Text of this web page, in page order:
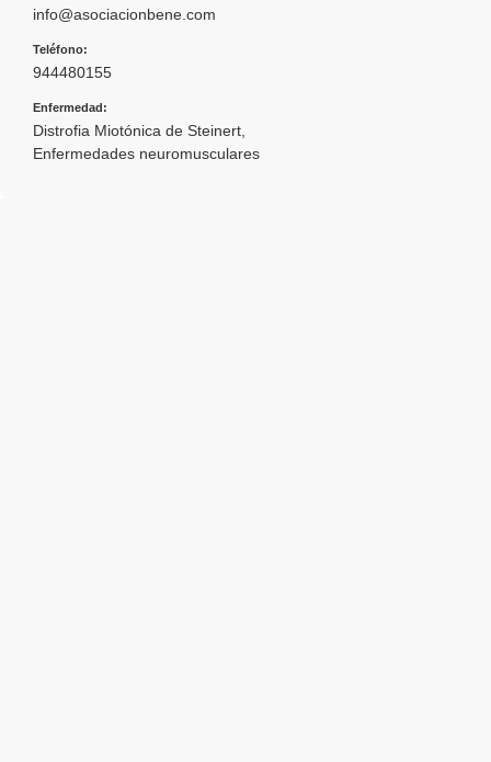
info@asociacionbene.com
Teléfono:
944480155
Enfermedad:
Distrofia Miotónica de Steinert
Enfermedades neuromusculares